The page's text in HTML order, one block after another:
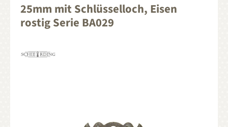
25mm mit Schlüsselloch, Eisen
rostig Serie BA029